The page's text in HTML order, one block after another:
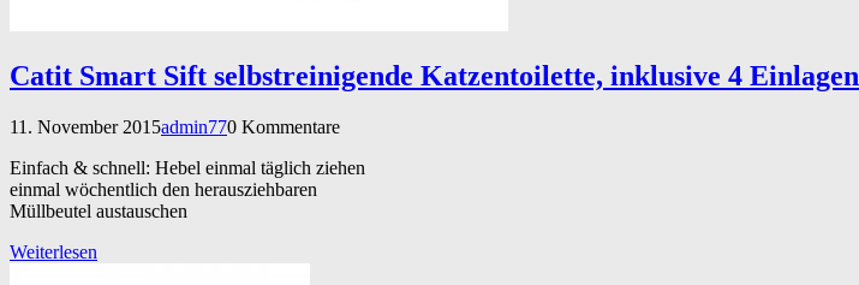
Catit Smart Sift selbstreinigende Katzentoilette, inklusive 4 Einlagen
11. November 2015admin770 Kommentare
Einfach & schnell: Hebel einmal täglich ziehen
einmal wöchentlich den herausziehbaren
Müllbeutel austauschen
Weiterlesen